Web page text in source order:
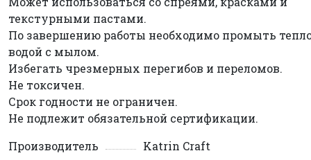
текстурными пастами.
По завершению работы необходимо промыть
водой с мылом.
Избегать чрезмерных перегибов и переломов.
Не токсичен.
Срок годности не ограничен.
Не подлежит обязательной сертификации.
Производитель
Katrin Craft